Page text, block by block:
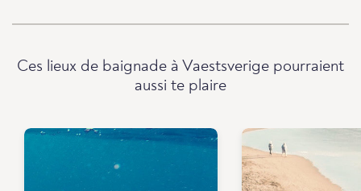
Ces lieux de baignade à Vaestsverige pourraient
aussi te plaire